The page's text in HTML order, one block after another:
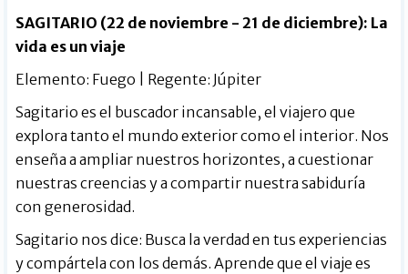
SAGITARIO (22 de noviembre - 21 de diciembre): La
vida es un viaje
Elemento: Fuego | Regente: Júpiter
Sagitario es el buscador incansable, el viajero que
explora tanto el mundo exterior como el interior. Nos
enseña a ampliar nuestros horizontes, a cuestionar
nuestras creencias y a compartir nuestra sabiduría
con generosidad.
Sagitario nos dice: Busca la verdad en tus experiencias
y compártela con los demás. Aprende que el viaje es